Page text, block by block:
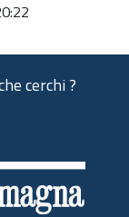
cerchi ?